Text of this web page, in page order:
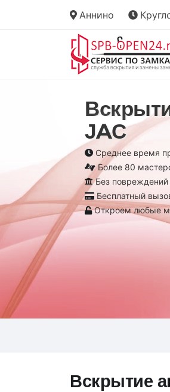
Аннино
JAC
Среднее время
Более 80
Без повреждений
Бесплатный
Откроем любые
Вскрытие